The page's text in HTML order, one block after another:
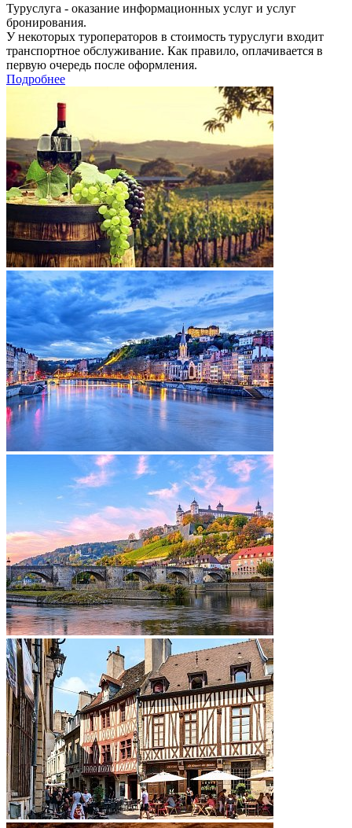
Туруслуга - оказание информационных услуг и услуг
бронирования.
У некоторых туроператоров в стоимость туруслуги входит
транспортное обслуживание. Как правило, оплачивается в
первую очередь после оформления.
Подробнее